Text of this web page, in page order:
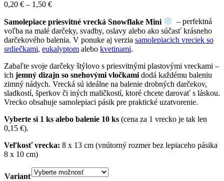
0,20 € – 1,50 €
Samolepiace priesvitné vrecká Snowflake Mini
– perfektná
voľba na malé darčeky, svadby, oslavy alebo ako súčasť krásneho
darčekového balenia. V ponuke aj verzia samolepiacich vreciek so
srdiečkami, eukalyptom alebo kvetinami.
Zabaľte svoje darčeky štýlovo s priesvitnými plastovými vreckami –
ich jemný dizajn so snehovými vločkami dodá každému baleniu
zimný nádych. Vrecká sú ideálne na balenie drobných darčekov,
sladkostí, šperkov či iných maličkostí, ktoré chcete darovať s láskou.
Vrecko obsahuje samolepiaci pásik pre praktické uzatvorenie.
Vyberte si 1 ks alebo balenie 10 ks (cena za 1 vrecko je tak len
0,15 €).
Veľkosť vrecka: 8 x 13 cm (vnútorný rozmer bez lepiaceho pásika
8 x 10 cm)
Variant